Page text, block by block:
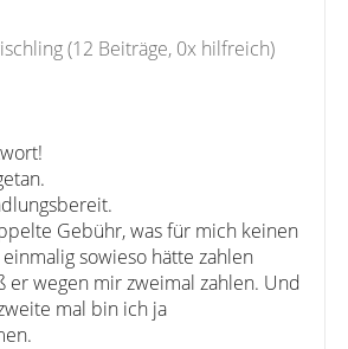
(12 Beiträge, 0x hilfreich)
Gebühr, was für mich keinen
sowieso hätte zahlen
er wegen mir zweimal zahlen. Und
mal bin ich ja